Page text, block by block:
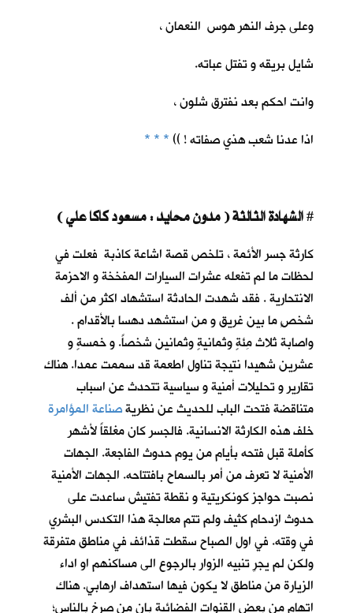
وعلى جرف النهر هوس النعمان ،
شايل بريقه و تفتل عباته.
وانت احكم بعد نفترق شلون ،
اذا عدنا شعب هذي صفاته ! ))* * *
# الشهادة الثالثة ( مدون محايد : مسعود كاكا علي )
كارثة جسر الأئمة ، تلخص قصة اشاعة كاذبة فعلت في
لحظات ما لم تفعله عشرات السيارات المفخخة و الاحزمة
الانتحارية . فقد شهدت الحادثة استشهاد اكثر من ألف
شخصٍ ما بين غريق و من استشهد دهسا بالأقدام .
واصابة ثلاث مِئةٍ وثمانيةٍ وثمانين شخصاً. و خمسةٍ و
عشرين شهيدا نتيجة تناول اطعمة قد سممت عمدا. هناك
تقارير و تحليلات أمنية و سياسية تتحدث عن اسباب
متناقضة فتحت الباب للحديث عن نظريةصناعة المؤامرة
خلف هذه الكارثة الانسانية. فالجسر كان مغلقاً لأشهر
كأملة قبل فتحه بأيام من يوم حدوث الفاجعة. الجهات
الأمنية لا تعرف من أمر بالسماح بافتتاحه. الجهات الأمنية
نصبت حواجز كونكريتية و نقطة تفتيش ساعدت على
حدوث ازدحام كثيف ولم تتم معالجة هذا التكدس البشري
في وقته. في اول الصباح سقطت قذائف في مناطق متفرقة
ولكن لم يجرِ تنبيه الزوار بالرجوع الى مساكنهم او اداء
الزيارة من مناطق لا يكون فيها استهداف ارهابي. هناك
اتهام من بعض القنوات الفضائية بان من صرخ بالناس؛